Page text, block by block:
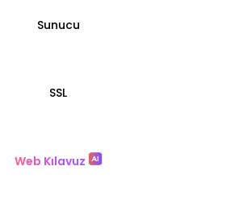
Sunucu
SSL
Web Kılavuz